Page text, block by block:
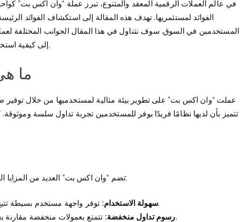
في عالم العملات الرقمية المعقد والمتنوع، تبرز عملة “وان اكس بت”
الفوائد لمستثمريها. تهدف هذه المقالة إلى استكشاف الفوائد
المستخدمين في السوق. سوف نتناول في هذا المقال الجوانب المختلفة
إلى كيفية استخدامها بنجاح في عالم تداول العملات الرقمية.
ما
عملت “وان اكس بت” على تطوير بيئة مثالية لمستخدميها من خلال توفير
تتميز بأن لديها نظامًا فريدًا يوفر للمستخدمين تجربة تداول سلسة
تضم “وان اكس بت” العديد من المزايا التي تجعل منها عملة جيدة لاستكشافها، ومنها:
سهولة الاستخدام:توفر واجهة مستخدم بسيطة تتيح للمستثمرين الجدد التعامل بسهولة معها.
رسوم تداول منخفضة:تتمتع بعمولات منخفضة مقارنة بعملات أخرى، مما يجعلها جذابة للمتداولين.